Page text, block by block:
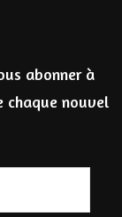
abonner à
chaque nouvel